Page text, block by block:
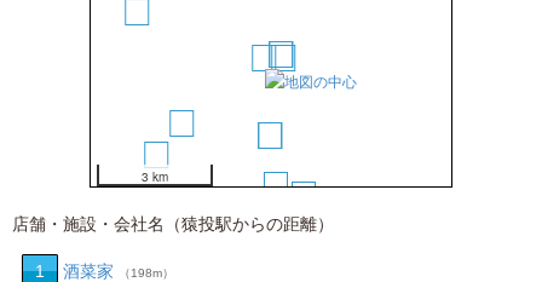
8 9
3 km
店舗・施設・会社名（猿投駅からの距離）
1 酒菜家 （198m）